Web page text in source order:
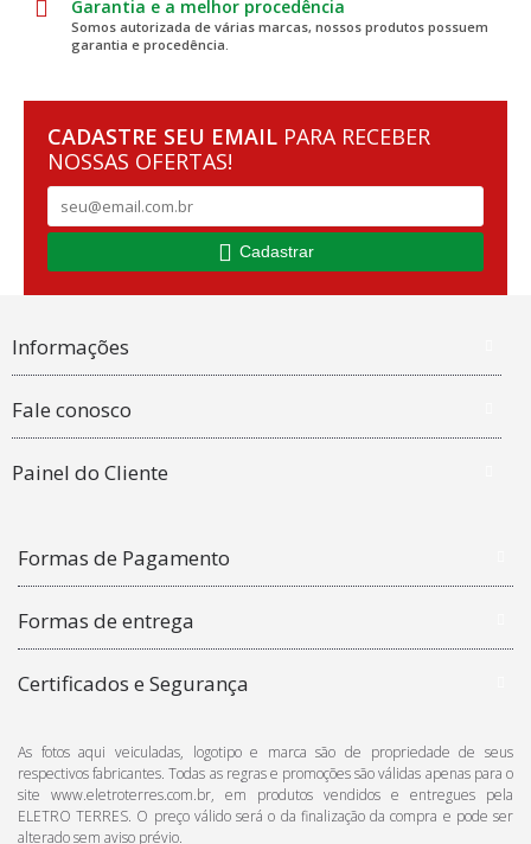
Garantia e a melhor procedência
Somos autorizada de várias marcas, nossos produtos possuem
garantia e procedência.
CADASTRE SEU EMAIL PARA RECEBER
NOSSAS OFERTAS!
Cadastrar
Informações
Fale conosco
Painel do Cliente
Formas de Pagamento
Formas de entrega
Certificados e Segurança
As fotos aqui veiculadas, logotipo e marca são de propriedade de seus
respectivos fabricantes. Todas as regras e promoções são válidas apenas para o
site www.eletroterres.com.br, em produtos vendidos e entregues pela
ELETRO TERRES. O preço válido será o da finalização da compra e pode ser
alterado sem aviso prévio.